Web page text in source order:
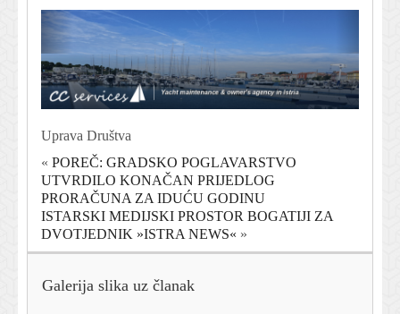
Uprava Društva
« POREČ: GRADSKO POGLAVARSTVO
UTVRDILO KONAČAN PRIJEDLOG
PRORAČUNA ZA IDUĆU GODINU
ISTARSKI MEDIJSKI PROSTOR BOGATIJI ZA
DVOTJEDNIK »ISTRA NEWS« »
Galerija slika uz članak